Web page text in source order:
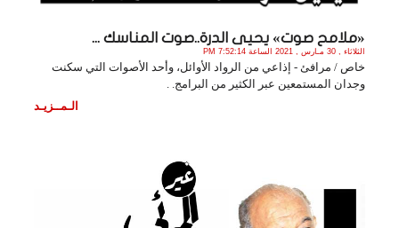
«ملامح صوت» يحيى الدرة..صوت المناسك ...
الثلاثاء , 30 مـارس , 2021 الساعة 7:52:14 PM
خاص / مرافئ - إذاعي من الرواد الأوائل، وأحد الأصوات التي سكنت
وجدان المستمعين عبر الكثير من البرامج. .
الـمــزيـد